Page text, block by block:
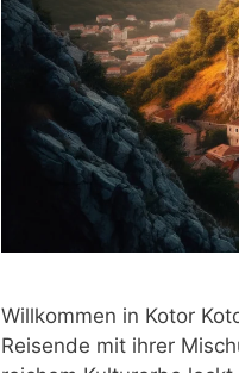
Willkommen in Kotor
Reisende mit ihrer